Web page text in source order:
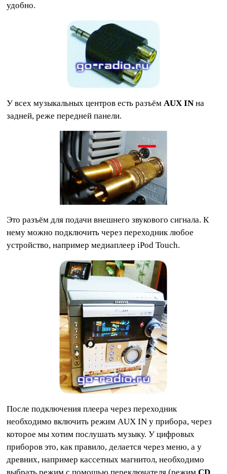
удобно.
У всех музыкальных центров есть разъёмAUX IN на
задней, реже передней панели.
Это разъём для подачи внешнего звукового сигнала. К
нему можно подключить через переходник любое
устройство, например медиаплеер iPod Touch.
После подключения плеера через переходник
необходимо включить режим AUX IN у прибора, через
которое мы хотим послушать музыку. У цифровых
приборов это, как правило, делается через меню, а у
древних, например кассетных магнитол, необходимо